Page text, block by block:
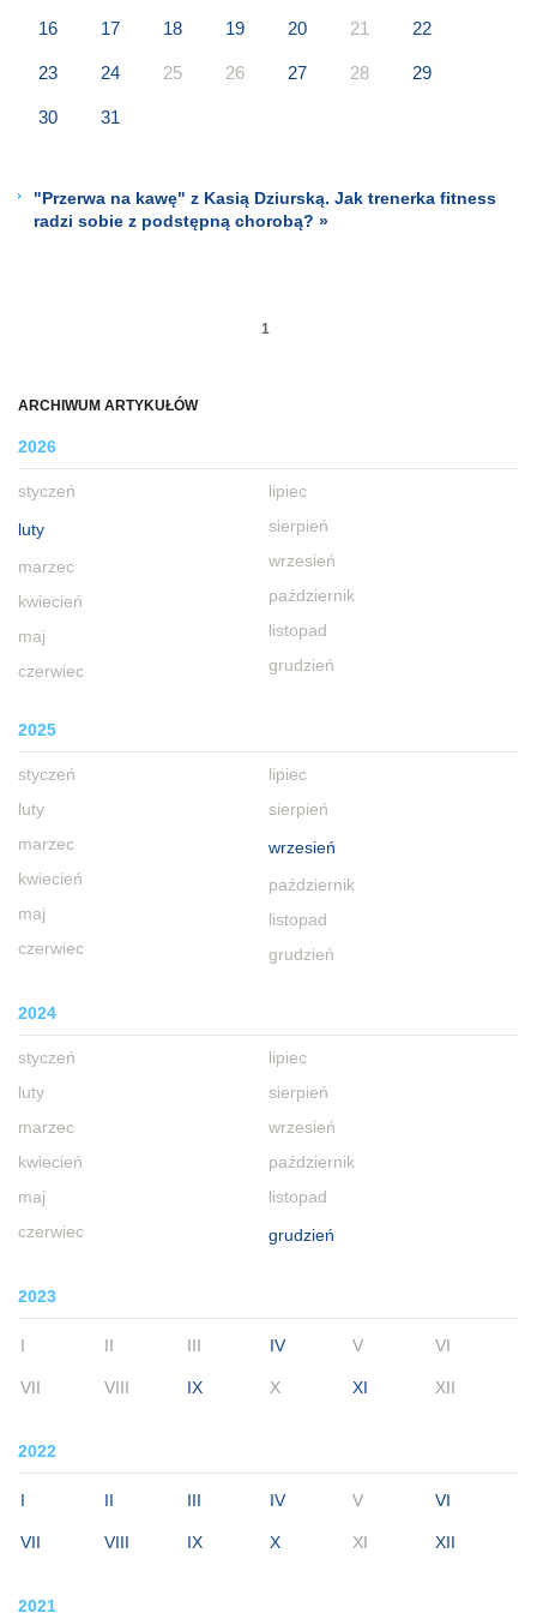
ARCHIWUM ARTYKUŁÓW
2026
styczeń
luty
marzec
kwiecień
maj
czerwiec
lipiec
sierpień
wrzesień
październik
listopad
grudzień
2025
styczeń
luty
marzec
kwiecień
maj
czerwiec
lipiec
sierpień
wrzesień
październik
listopad
grudzień
2024
styczeń
luty
marzec
kwiecień
maj
czerwiec
lipiec
sierpień
wrzesień
październik
listopad
grudzień
2023
I II III IV V VI
VII VIII IX X XI XII
2022
I II III IV V VI
VII VIII IX X XI XII
2021
16 17 18 19 20 21 22
23 24 25 26 27 28 29
30 31
"Przerwa na kawę" z Kasią Dziurską. Jak trenerka fitness
radzi sobie z podstępną chorobą? »
1